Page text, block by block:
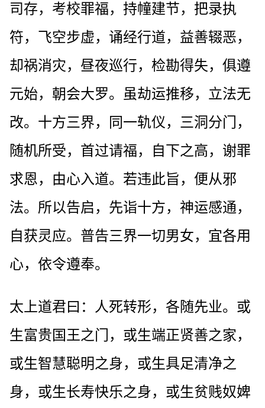
司存，考校罪福，持幢建节，把录执
符，飞空步虚，诵经行道，益善辍恶，
却祸消灾，昼夜巡行，检勘得失，俱遵
元始，朝会大罗。虽劫运推移，立法无
改。十方三界，同一轨仪，三洞分门，
随机所受，首过请福，自下之高，谢罪
求恩，由心入道。若违此旨，便从邪
法。所以告启，先诣十方，神运感通，
自获灵应。普告三界一切男女，宜各用
心，依令遵奉。
太上道君曰：人死转形，各随先业。或
生富贵国王之门，或生端正贤善之家，
或生智慧聪明之身，或生具足清净之
身，或生长寿快乐之身，或生贫贱奴婢